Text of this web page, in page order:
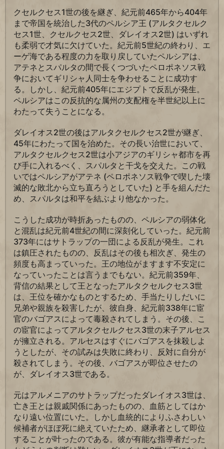
クセルクセス1世の後を継ぎ、紀元前465年から404年
まで帝国を統治した3代のペルシア王 (アルタクセルク
セス1世、クセルクセス2世、ダレイオス2世) はいずれ
も柔弱で才気に欠けていた。紀元前5世紀の終わり、エ
ーゲ海である程度の力を取り戻していたペルシアは、
アテネとスパルタの間で長くつづいたペロポネソス戦
争においてギリシャ人同士を争わせることに成功す
る。しかし、紀元前405年にエジプトで反乱が発生。
ペルシアはこの反抗的な属州の支配権を半世紀以上に
わたって失うことになる。
ダレイオス2世の後はアルタクセルクセス2世が継ぎ、
45年にわたって国を治めた。その長い治世において、
アルタクセルクセス2世は小アジアのギリシャ都市を再
び手に入れるべく、スパルタと干戈を交えた。この戦
いではペルシアがアテネ (ペロポネソス戦争で喫した壊
滅的な敗北から立ち直ろうとしていた) と手を組んだた
め、スパルタは和平を結ぶより他なかった。
こうした成功が時折あったものの、ペルシアの弱体化
と混乱は紀元前4世紀の間に深刻化していった。紀元前
373年にはサトラップの一団による反乱が発生。これ
は鎮圧されたものの、反乱はその後も相次ぎ、発生の
頻度も高まっていった。王の地位がますます不安定に
なっていったことは言うまでもない。紀元前359年、
背信の結果として王となったアルタクセルクセス3世
は、王位を確かなものとするため、手当たりしだいに
兄弟や親族を殺害したが、彼自身、紀元前338年に宦
官のバゴアスによって毒殺されてしまう。その後、こ
の宦官によってアルタクセルクセス3世の末子アルセス
が擁立される。アルセスはすぐにバゴアスを抹殺しよ
うとしたが、その試みは失敗に終わり、反対に自分が
殺されてしまう。その後、バゴアスが即位させたの
が、ダレイオス3世である。
元はアルメニアのサトラップだったダレイオス3世は、
亡き王とは親戚関係にあったものの、血筋としてはか
なり遠い位置にいた。しかし血統的によりふさわしい
候補者がほぼ死に絶えていたため、継承者として即位
することが叶ったのである。彼が有能な指導者だった